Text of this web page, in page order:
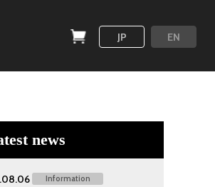
JP EN
news
Information